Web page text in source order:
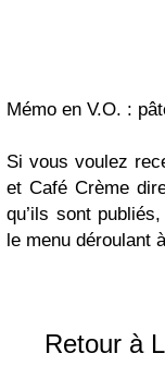
Mémo en V.O. :
Si vous voulez
et Café Crème
qu’ils sont
le menu déroulant
Retour à